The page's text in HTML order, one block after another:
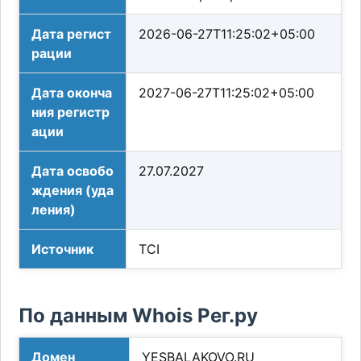
Дата регист
рации
2026-06-27T11:25:02+05:00
Дата оконча
ния регистр
ации
2027-06-27T11:25:02+05:00
Дата освобо
ждения (уда
ления)
27.07.2027
Источник TCI
По данным Whois Рег.ру
Домен YESBALAKOVO.RU